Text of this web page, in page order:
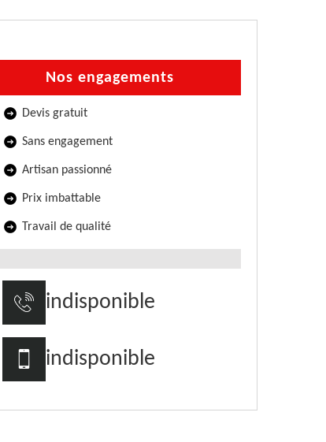
Nos engagements
Devis gratuit
Sans engagement
Artisan passionné
Prix imbattable
Travail de qualité
indisponible
indisponible